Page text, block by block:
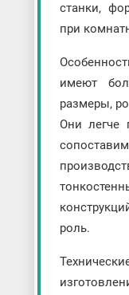
станки,
при
имеют
размеры,
Они легче
роль.